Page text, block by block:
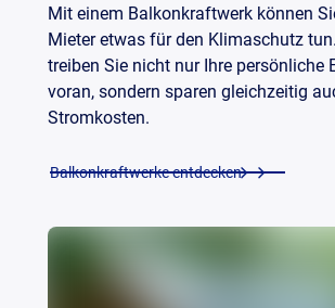
Mit einem Balkonkraftwerk können
Mieter etwas für den Klimaschutz
treiben Sie nicht nur Ihre persönliche
voran, sondern sparen gleichzeitig
Stromkosten.
Balkonkraftwerke entdecken